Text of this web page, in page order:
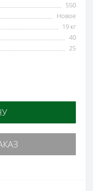
550
Новое
19 кг
40
25